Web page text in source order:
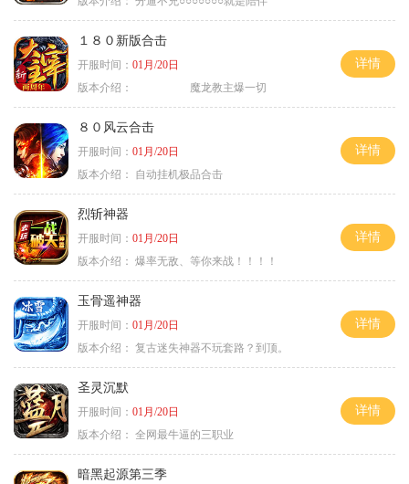
１８０新版合击
开服时间： 01月/20日
版本介绍：
魔龙教主爆一切
详情
８０风云合击
开服时间： 01月/20日
版本介绍：
自动挂机极品合击
详情
烈斩神器
开服时间： 01月/20日
版本介绍： 爆率无敌、等你来战！！！！
详情
玉骨遥神器
开服时间： 01月/20日
版本介绍： 复古迷失神器不玩套路？到顶。
详情
圣灵沉默
开服时间： 01月/20日
版本介绍： 全网最牛逼的三职业
详情
暗黑起源第三季